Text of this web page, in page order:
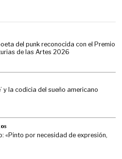
del punk reconocida con el Premio
de las Artes 2026
y la codicia del sueño americano
«Pinto por necesidad de expresión,